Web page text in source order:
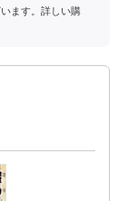
ます。詳しい購